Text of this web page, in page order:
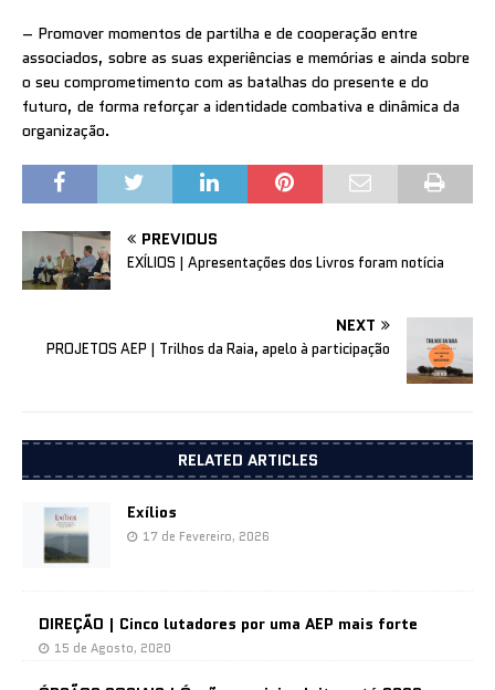
– Promover momentos de partilha e de cooperação entre
associados, sobre as suas experiências e memórias e ainda sobre
o seu comprometimento com as batalhas do presente e do
futuro, de forma reforçar a identidade combativa e dinâmica da
organização.
PREVIOUS
EXÍLIOS | Apresentações dos Livros foram notícia
NEXT
PROJETOS AEP | Trilhos da Raia, apelo à participação
RELATED ARTICLES
Exílios
17 de Fevereiro, 2026
DIREÇÃO | Cinco lutadores por uma AEP mais forte
15 de Agosto, 2020